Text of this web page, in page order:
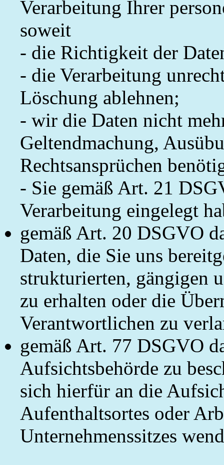
Verarbeitung Ihrer
soweit
- die Richtigkeit der
- die Verarbeitung
Löschung ablehnen;
- wir die Daten nicht
Geltendmachung,
Rechtsansprüchen
- Sie gemäß Art. 21
Verarbeitung eingelegt
gemäß Art. 20 DSGVO
Daten, die Sie uns
strukturierten, gängigen
zu erhalten oder die
Verantwortlichen zu
gemäß Art. 77 DSGVO
Aufsichtsbehörde zu
sich hierfür an die
Aufenthaltsortes oder
Unternehmenssitzes